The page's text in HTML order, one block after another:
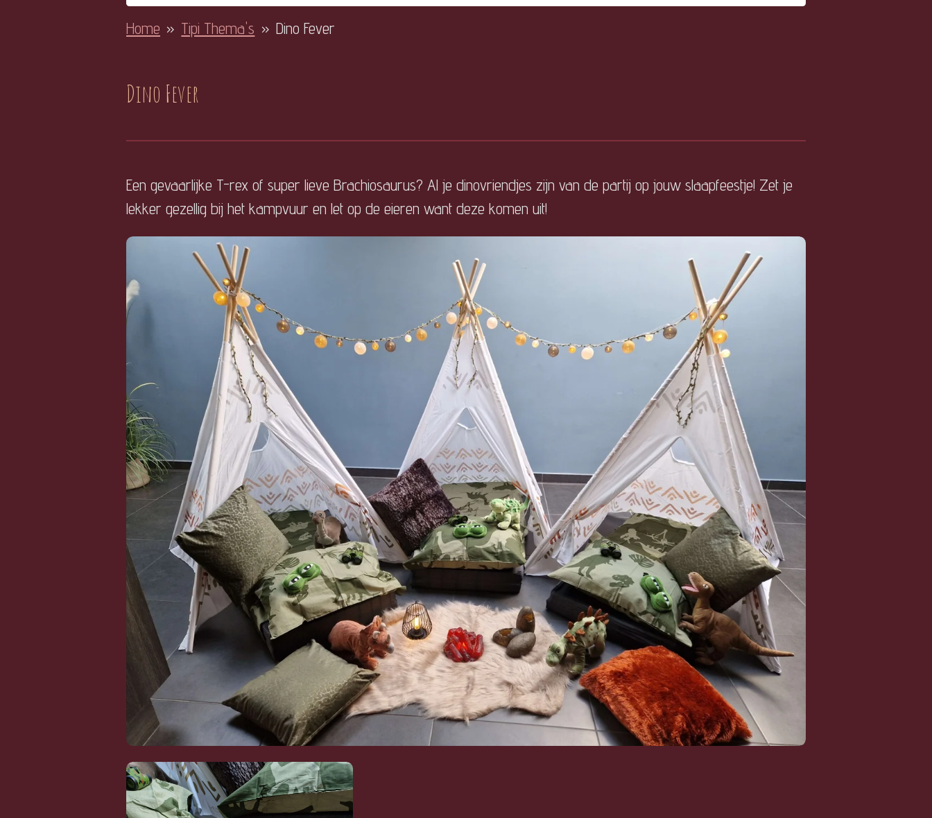
Home » Tipi Thema's » Dino Fever
Dino Fever
Een gevaarlijke T-rex of super lieve Brachiosaurus? Al je dinovriendjes zijn van de partij op jouw slaapfeestje! Zet je
lekker gezellig bij het kampvuur en let op de eieren want deze komen uit!